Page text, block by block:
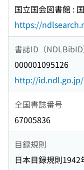
国立国会図書館 :
https://
書誌ID（NDLBibID
000001095126
http://
全国書誌番号
67005836
目録規則
日本目録規則